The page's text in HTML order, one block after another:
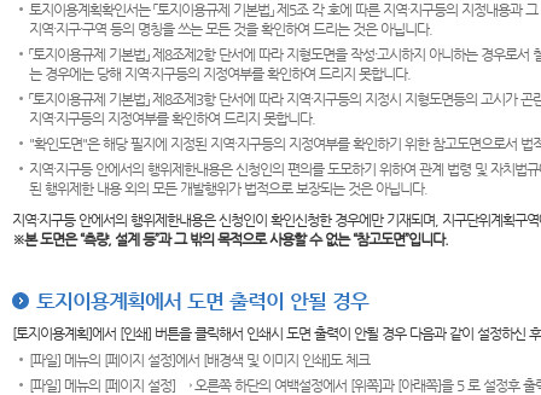
토지이용계획확인서는 「토지이용규제 기본법」 제5조 각 호에 따른 지역·지구등의 지정내용
지역·지구·구역 등의 명칭을 쓰는 모든 것을 확인하여 드리는 것은 아닙니다.
「토지이용규제 기본법」 제8조제2항 단서에 따라 지형도면을 작성·고시하지 아니하는 경우로
는 경우에는 당해 지역·지구등의 지정여부를 확인하여 드리지 못합니다.
「토지이용규제 기본법」 제8조제3항 단서에 따라 지역·지구등의 지정시 지형도면등의 고시가
지역·지구등의 지정여부를 확인하여 드리지 못합니다.
"확인도면"은 해당 필지에 지정된 지역·지구등의 지정여부를 확인하기 위한 참고도면으로서
지역·지구등 안에서의 행위제한내용은 신청인의 편의를 도모하기 위하여 관계 법령 및 자치
된 행위제한 내용 외의 모든 개발행위가 법적으로 보장되는 것은 아닙니다.
지역·지구등 안에서의 행위제한내용은 신청인이 확인신청한 경우에만 기재되며, 지구단위계획
※본 도면은“측량, 설계 등”과 그 밖의 목적으로 사용할 수 없는 “참고도면”입니다.
토지이용계획에서 도면 출력이 안될 경우
[토지이용계획]에서 [인쇄] 버튼을 클릭해서 인쇄시 도면 출력이 안될 경우 다음과 같이 설정하신
[파일] 메뉴의 [페이지 설정]에서 [배경색 및 이미지 인쇄]도 체크
[파일] 메뉴의 [페이지 설정] → 오른쪽 하단의 여백설정에서 [위쪽]과 [아래쪽]을 5 로 설정후 출